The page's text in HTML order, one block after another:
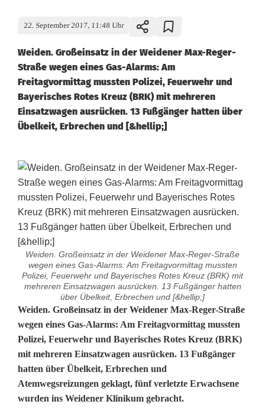
22. September 2017, 11:48 Uhr
Weiden. Großeinsatz in der Weidener Max-Reger-
Straße wegen eines Gas-Alarms: Am
Freitagvormittag mussten Polizei, Feuerwehr und
Bayerisches Rotes Kreuz (BRK) mit mehreren
Einsatzwagen ausrücken. 13 Fußgänger hatten über
Übelkeit, Erbrechen und [&hellip;]
Weiden. Großeinsatz in der Weidener Max-Reger-Straße
wegen eines Gas-Alarms: Am Freitagvormittag mussten
Polizei, Feuerwehr und Bayerisches Rotes Kreuz (BRK) mit
mehreren Einsatzwagen ausrücken. 13 Fußgänger hatten
über Übelkeit, Erbrechen und [&hellip;]
[
U
p
d
a
Weiden. Großeinsatz in der Weidener Max-Reger-Straße
wegen eines Gas-Alarms: Am Freitagvormittag mussten
Polizei, Feuerwehr und Bayerisches Rotes Kreuz (BRK)
mit mehreren Einsatzwagen ausrücken. 13 Fußgänger
hatten über Übelkeit, Erbrechen und
Atemwegsreizungen geklagt, fünf verletzte Erwachsene
wurden ins Weidener Klinikum gebracht.